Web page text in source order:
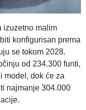
izuzetno malim
konfigurisan prema
se tokom 2028.
od 234.300 funti,
model, dok će za
najmanje 304.000